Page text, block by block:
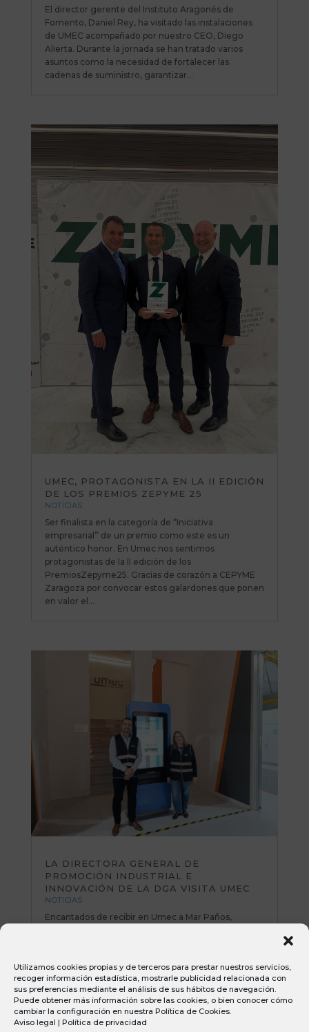
Utilizamos cookies propias y de terceros para prestar nuestros servicios,
recoger información estadística, mostrarle publicidad relacionada con
sus preferencias mediante el análisis de sus hábitos de navegación.
Puede obtener más información sobre las cookies, o bien conocer cómo
cambiar la configuración en nuestra Política de Cookies.
Aviso legal | Política de privacidad
El director gerente del Instituto Aragonés de
Fomento, Daniel Rey, ha visitado las instalaciones
de UMEC acompañado por nuestro CEO, Diego
Alierta. Durante la jornada se han tratado varios
asuntos como la necesidad de fortalecer las
cadenas de suministro, garantizar...
UMEC, PROTAGONISTA EN LA II EDICIÓN
DE LOS PREMIOS ZEPYME 25
NOTICIAS
Ser finalista en la categoría de “Iniciativa
empresarial” de un premio como este es un
auténtico honor. En Umec nos sentimos
protagonistas de la II edición de los
PremiosZepyme25. Gracias de corazón a CEPYME
Zaragoza por convocar estos galardones que ponen
en valor el...
LA DIRECTORA GENERAL DE
PROMOCIÓN INDUSTRIAL E
INNOVACIÓN DE LA DGA VISITA UMEC
NOTICIAS
Encantados de recibir en Umec a Mar Paños,
poniendo sobre la mesa nuevas iniciativas e ideas
muy interesantes. Todo el equipo Umec...